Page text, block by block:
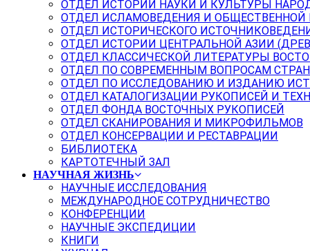
ОТДЕЛ ИСТОРИИ НАУКИ И КУЛЬТУРЫ
ОТДЕЛ ИСЛАМОВЕДЕНИЯ И
ОТДЕЛ ИСТОРИЧЕСКОГО
ОТДЕЛ ИСТОРИИ ЦЕНТРАЛЬНОЙ АЗИИ
ОТДЕЛ КЛАССИЧЕСКОЙ ЛИТЕРАТУРЫ
ОТДЕЛ ПО СОВРЕМЕННЫМ ВОПРОСАМ
ОТДЕЛ ПО ИССЛЕДОВАНИЮ И ИЗДАНИЮ
ОТДЕЛ КАТАЛОГИЗАЦИИ РУКОПИСЕЙ И
ОТДЕЛ ФОНДА ВОСТОЧНЫХ РУКОПИСЕЙ
ОТДЕЛ СКАНИРОВАНИЯ И МИКРОФИЛЬМОВ
ОТДЕЛ КОНСЕРВАЦИИ И РЕСТАВРАЦИИ
БИБЛИОТЕКА
КАРТОТЕЧНЫЙ ЗАЛ
НАУЧНАЯ ЖИЗНЬ
НАУЧНЫЕ ИССЛЕДОВАНИЯ
МЕЖДУНАРОДНОЕ СОТРУДНИЧЕСТВО
КОНФЕРЕНЦИИ
НАУЧНЫЕ ЭКСПЕДИЦИИ
КНИГИ